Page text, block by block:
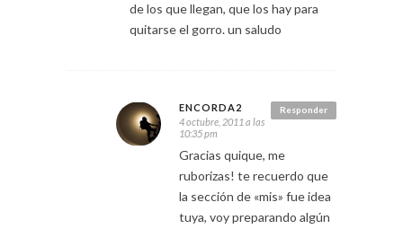
de los que llegan, que los hay para
quitarse el gorro. un saludo
Responder
ENCORDA2
4 octubre, 2011 a las
10:35 pm
Gracias quique, me
ruborizas! te recuerdo que
la sección de «mis» fue idea
tuya, voy preparando algún